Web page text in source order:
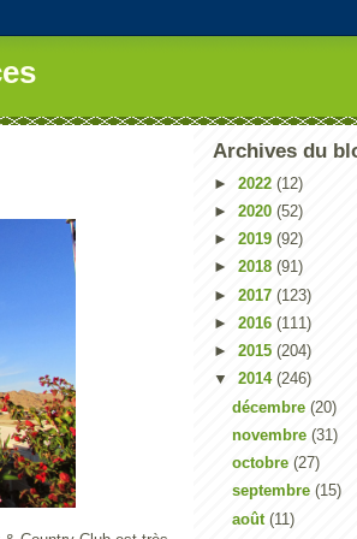
Archives du
► 2022 (12)
► 2020 (52)
► 2019 (92)
► 2018 (91)
► 2017 (123)
► 2016 (111)
► 2015 (204)
▼ 2014 (246)
décembre (20)
novembre (31)
octobre (27)
septembre (15)
août (11)